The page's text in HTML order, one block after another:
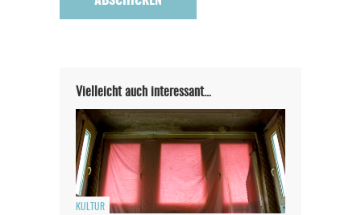
Vielleicht auch interessant…
KULTUR